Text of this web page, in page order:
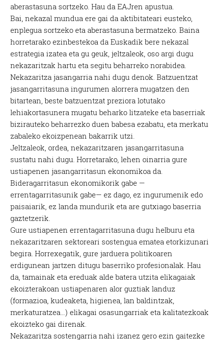
aberastasuna sortzeko. Hau da EAJren apustua.
Bai, nekazal mundua ere gai da aktibitateari eusteko,
enplegua sortzeko eta aberastasuna bermatzeko. Baina
horretarako ezinbestekoa da Euskadik bere nekazal
estrategia izatea eta gu geuk, jeltzaleok, oso argi dugu
nekazaritzak hartu eta segitu beharreko norabidea.
Nekazaritza jasangarria nahi dugu denok. Batzuentzat
jasangarritasuna ingurumen alorrera mugatzen den
bitartean, beste batzuentzat preziora lotutako
lehiakortasunera mugatu beharko litzateke eta baserriak
bizirauteko beharrezko duen babesa ezabatu, eta merkatu
zabaleko ekoizpenean bakarrik utzi.
Jeltzaleok, ordea, nekazaritzaren jasangarritasuna
sustatu nahi dugu. Horretarako, lehen oinarria gure
ustiapenen jasangarritasun ekonomikoa da.
Bideragarritasun ekonomikorik gabe —
errentagarritasunik gabe— ez dago, ez ingurumenik edo
paisaiarik, ez landa mundurik eta are gutxiago baserria
gaztetzerik.
Gure ustiapenen errentagarritasuna dugu helburu eta
nekazaritzaren sektoreari sostengua ematea etorkizunari
begira. Horrexegatik, gure jarduera politikoaren
erdigunean jartzen ditugu baserriko profesionalak. Hau
da, tamainak eta ereduak alde batera utzita elikagaiak
ekoizterakoan ustiapenaren alor guztiak landuz
(formazioa, kudeaketa, higienea, lan baldintzak,
merkaturatzea…) elikagai osasungarriak eta kalitatezkoak
ekoizteko gai direnak.
Nekazaritza sostengarria nahi izanez gero ezin gaitezke